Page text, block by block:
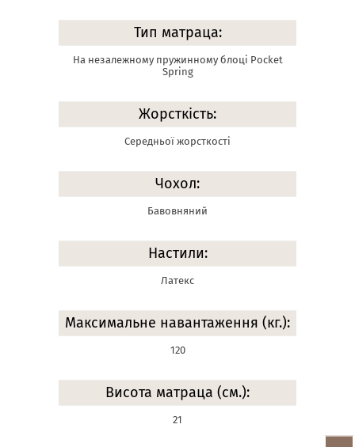
Тип матраца:
На незалежному пружинному блоці Pocket
Spring
Жорсткість:
Середньої жорсткості
Чохол:
Бавовняний
Настили:
Латекс
Максимальне навантаження (кг.):
120
Висота матраца (см.):
21